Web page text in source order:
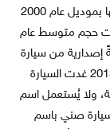
وكانت تعتبر سيارةً مدمجة صغيرةً حتى أُعيد تصنيفها بموديل عام 2000
حجم متوسط عام
نسخةً إصدارية من سيارة
نيسان صَني الخاصة بالسوق الياباني، لكن منذ عام 2013 غدت السيارة
ولا يُستعمل اسم
سيارة صني باسم